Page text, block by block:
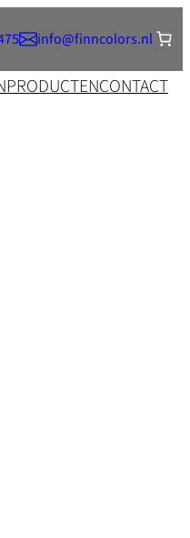
info@finncolors.nl
PRODUCTENCONTACT